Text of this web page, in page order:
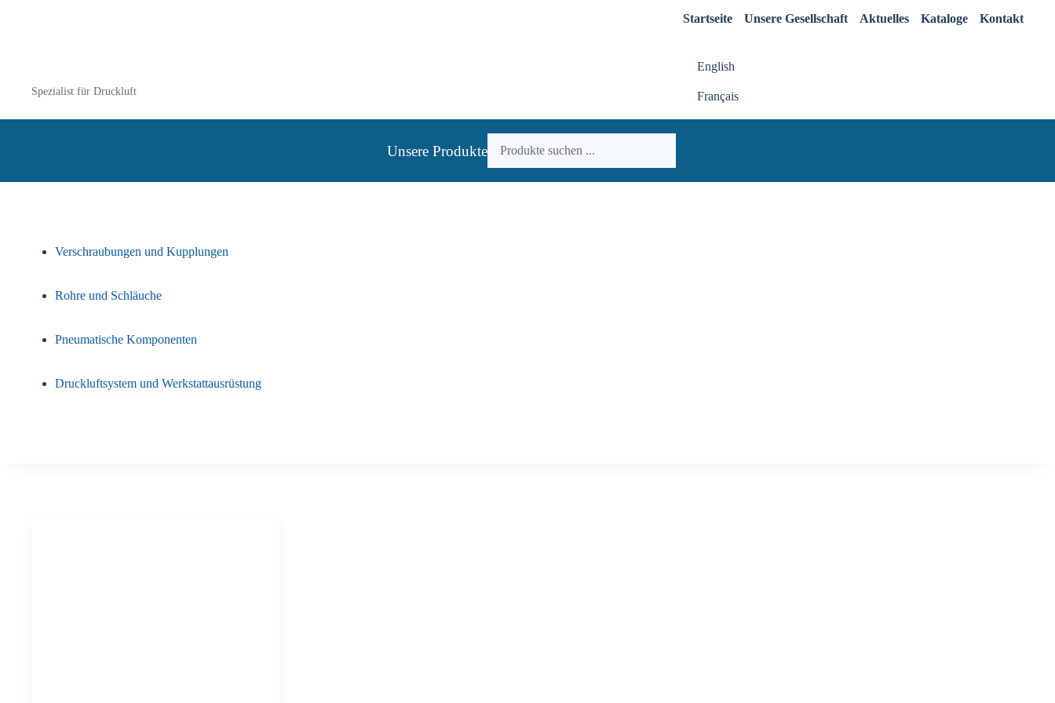
Startseite Unsere Gesellschaft Aktuelles Kataloge Kontakt
English
Français
Unsere Produkte
Verschraubungen und Kupplungen
Rohre und Schläuche
Pneumatische Komponenten
Druckluftsystem und Werkstattausrüstung